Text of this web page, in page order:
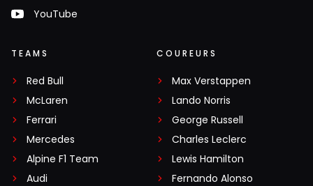
YouTube
TEAMS
Red Bull
McLaren
Ferrari
Mercedes
Alpine F1 Team
Audi
COUREURS
Max Verstappen
Lando Norris
George Russell
Charles Leclerc
Lewis Hamilton
Fernando Alonso